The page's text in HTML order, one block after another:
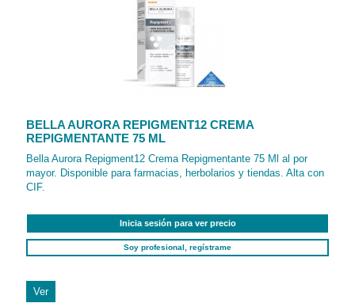
BELLA AURORA REPIGMENT12 CREMA
REPIGMENTANTE 75 ML
Bella Aurora Repigment12 Crema Repigmentante 75 Ml al por
mayor. Disponible para farmacias, herbolarios y tiendas. Alta con
CIF.
Inicia sesión para ver precio
Soy profesional, regístrame
Ver